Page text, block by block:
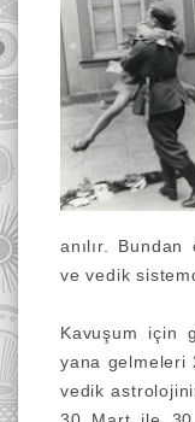
anılır. Bundan
ve vedik
Kavuşum için
yana gelmeleri
vedik